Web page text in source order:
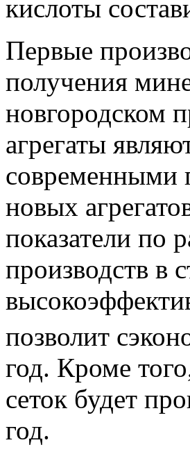
кислоты
Первые
получения
новгородском
агрегаты
современными
новых
показатели по
производств в
позволит
год. Кроме
сеток будет
год.